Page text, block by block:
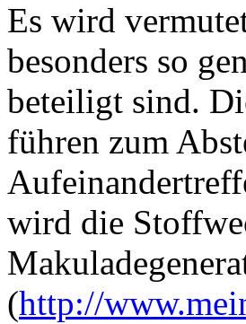
Es wird
besonders so
beteiligt sind.
führen zum
wird die
(http://